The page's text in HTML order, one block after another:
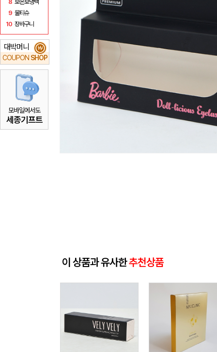
8 보온보냉백
9 물티슈
10 장바구니
대박머니
COUPON SHOP
₩
모바일에서도
세종기프트
이 상품과 유사한추천상품